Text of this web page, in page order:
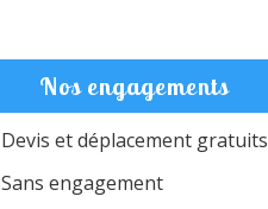
Nos engagements
Devis et déplacement gratuits
Sans engagement